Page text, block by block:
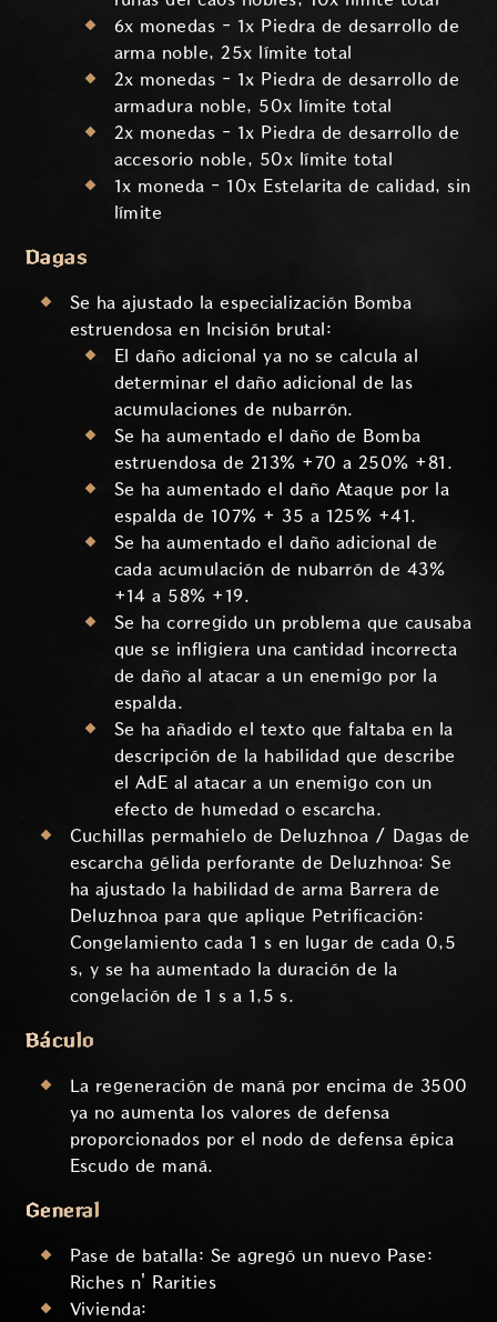
6x monedas - 1x Piedra de desarrollo de
arma noble, 25x límite total
2x monedas - 1x Piedra de desarrollo de
armadura noble, 50x límite total
2x monedas - 1x Piedra de desarrollo de
accesorio noble, 50x límite total
1x moneda - 10x Estelarita de calidad, sin
límite
Dagas
Se ha ajustado la especialización Bomba
estruendosa en Incisión brutal:
El daño adicional ya no se calcula al
determinar el daño adicional de las
acumulaciones de nubarrón.
Se ha aumentado el daño de Bomba
estruendosa de 213% +70 a 250% +81.
Se ha aumentado el daño Ataque por la
espalda de 107% + 35 a 125% +41.
Se ha aumentado el daño adicional de
cada acumulación de nubarrón de 43%
+14 a 58% +19.
Se ha corregido un problema que causaba
que se infligiera una cantidad incorrecta
de daño al atacar a un enemigo por la
espalda.
Se ha añadido el texto que faltaba en la
descripción de la habilidad que describe
el AdE al atacar a un enemigo con un
efecto de humedad o escarcha.
Cuchillas permahielo de Deluzhnoa / Dagas de
escarcha gélida perforante de Deluzhnoa: Se
ha ajustado la habilidad de arma Barrera de
Deluzhnoa para que aplique Petrificación:
Congelamiento cada 1 s en lugar de cada 0,5
s, y se ha aumentado la duración de la
congelación de 1 s a 1,5 s.
Báculo
La regeneración de maná por encima de 3500
ya no aumenta los valores de defensa
proporcionados por el nodo de defensa épica
Escudo de maná.
General
Pase de batalla: Se agregó un nuevo Pase:
Riches n' Rarities
Vivienda: